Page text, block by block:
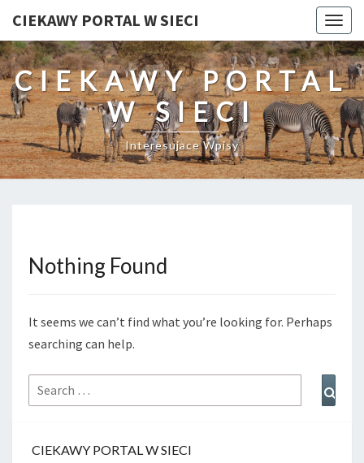
CIEKAWY PORTAL W SIECI
CIEKAWY PORTAL
W SIECI
Interesujace Wpisy
Nothing
Nothing Found
It seems we can’t find what you’re looking for. Perhaps
searching can help.
Search
for:
CIEKAWY PORTAL W SIECI